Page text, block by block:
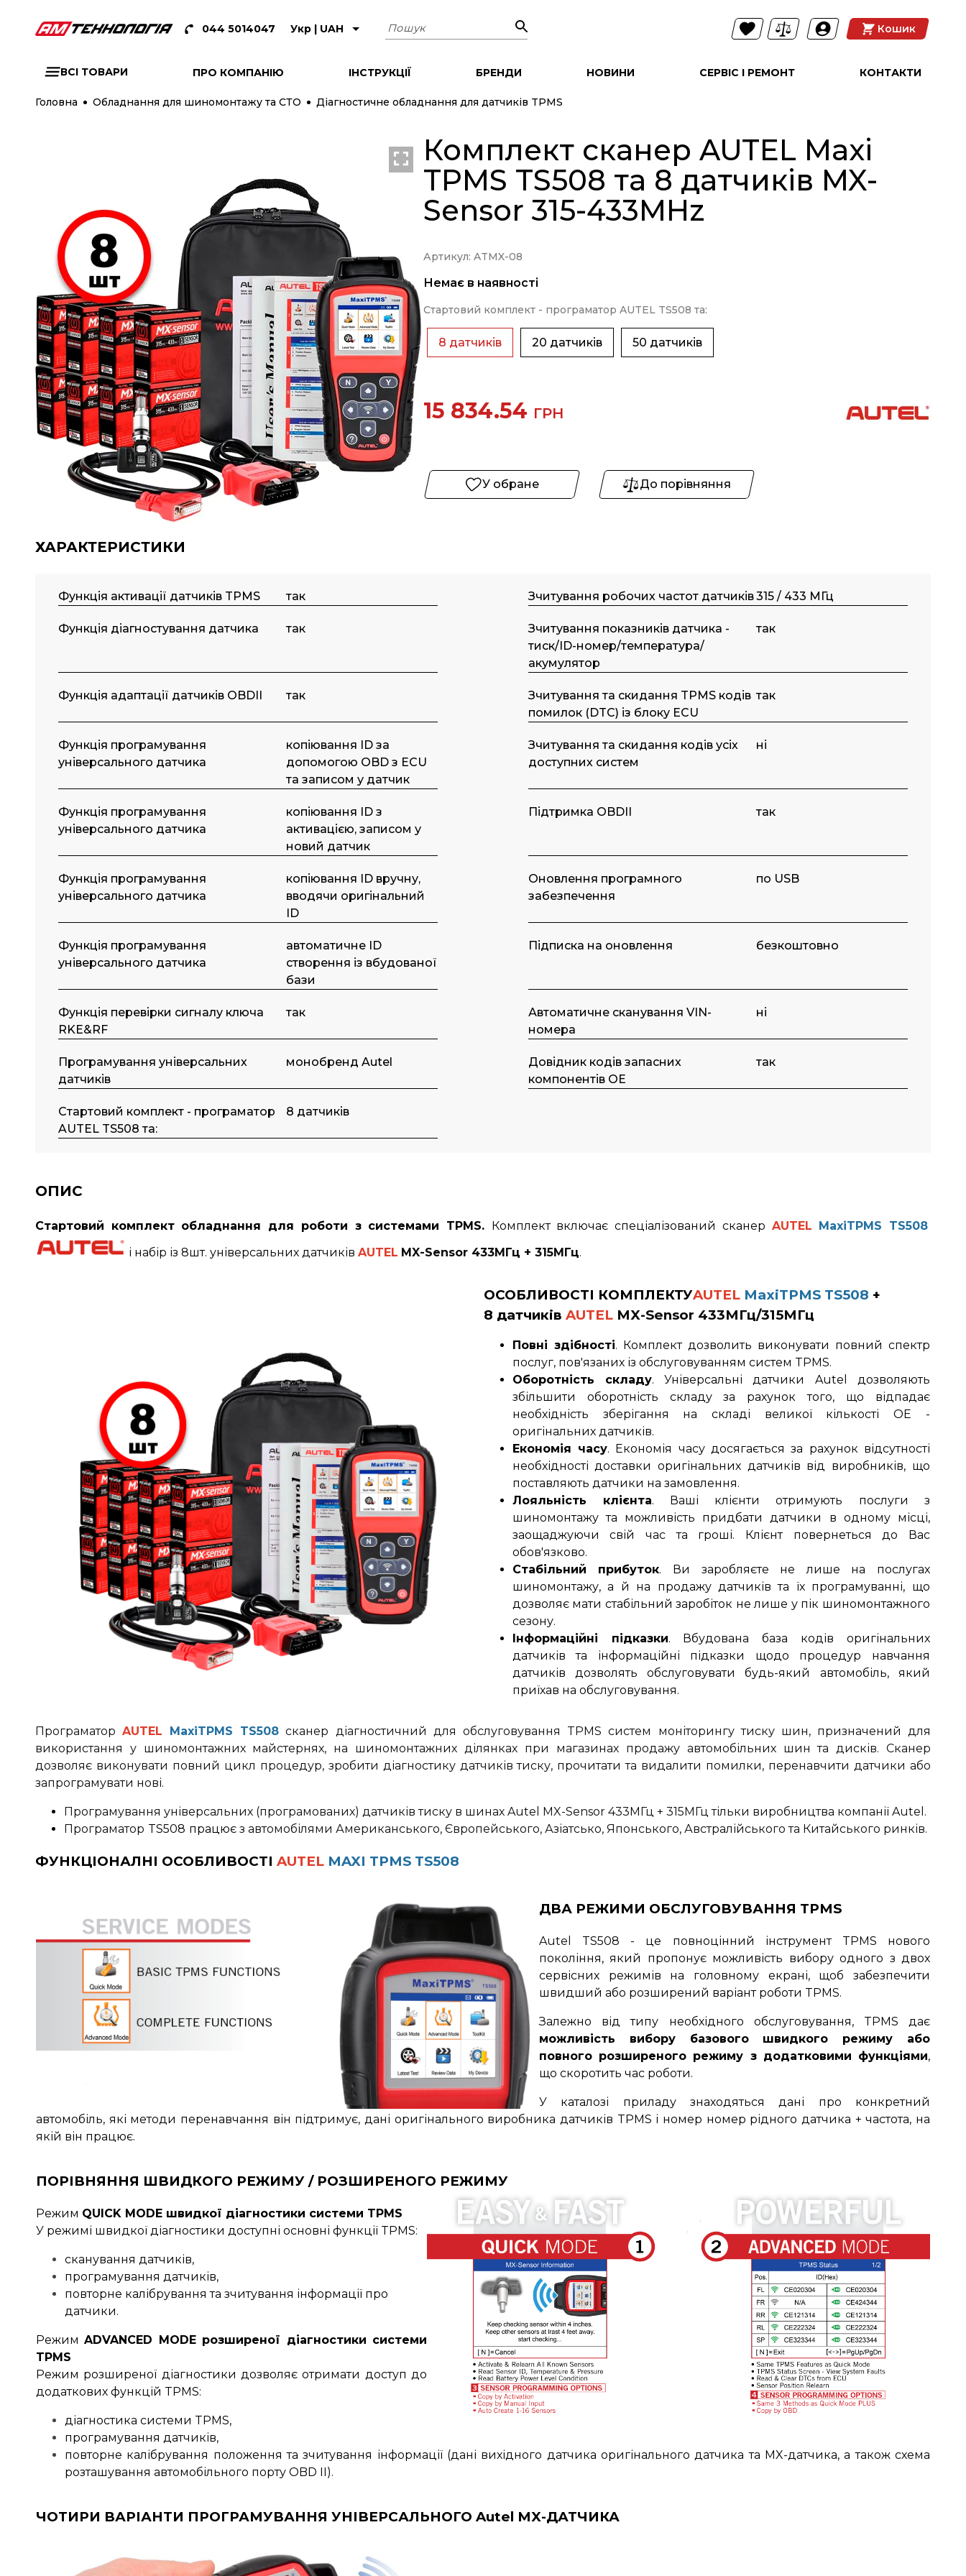
044 5014047 Укр | UAH Пошук Кошик
ВСІ ТОВАРИ ПРО КОМПАНІЮ ІНСТРУКЦІЇ БРЕНДИ НОВИНИ СЕРВІС І РЕМОНТ КОНТАКТИ
Головна Обладнання для шиномонтажу та СТО Діагностичне обладнання для датчиків TPMS
Комплект сканер AUTEL Maxi
TPMS TS508 та 8 датчиків MX-
Sensor 315-433MHz
Артикул: ATMX-08
Немає в наявності
Стартовий комплект - програматор AUTEL TS508 та:
8 датчиків 20 датчиків 50 датчиків
15 834.54 ГРН
У обране До порівняння
ХАРАКТЕРИСТИКИ
Функція активації датчиків TPMS так Зчитування робочих частот датчиків315 / 433 МГц
Функція діагностування датчика так
Зчитування показників датчика -
тиск/ID-номер/температура/
акумулятор
так
Функція адаптації датчиків OBDII так
Зчитування та скидання TPMS кодів
помилок (DTC) із блоку ECU
так
Функція програмування
універсального датчика
копіювання ID за
допомогою OBD з ECU
та записом у датчик
Зчитування та скидання кодів усіх
доступних систем
ні
Функція програмування
універсального датчика
копіювання ID з
активацією, записом у
новий датчик
Підтримка OBDII так
Функція програмування
універсального датчика
копіювання ID вручну,
вводячи оригінальний
ID
Оновлення програмного
забезпечення
по USB
Функція програмування
універсального датчика
автоматичне ID
створення із вбудованої
бази
Підписка на оновлення безкоштовно
Функція перевірки сигналу ключа
RKE&RF
так
Автоматичне сканування VIN-
номера
ні
Програмування універсальних
датчиків
монобренд Autel
Довідник кодів запасних
компонентів OE
так
Стартовий комплект - програматор
AUTEL TS508 та:
8 датчиків
ОПИС
Стартовий комплект обладнання для роботи з системами TPMS. Комплект включає спеціалізований сканер AUTEL MaxiTPMS TS508
і набір із 8шт. універсальних датчиків AUTEL MX-Sensor 433МГц + 315МГц.
ОСОБЛИВОСТІ КОМПЛЕКТУAUTEL MaxiTPMS TS508 +
8 датчиків AUTELMX-Sensor 433МГц/315МГц
Повні здібності. Комплект дозволить виконувати повний спектр
послуг, пов'язаних із обслуговуванням систем TPMS.
Оборотність складу. Універсальні датчики Autel дозволяють
збільшити оборотність складу за рахунок того, що відпадає
необхідність зберігання на складі великої кількості OE -
оригінальних датчиків.
Економія часу. Економія часу досягається за рахунок відсутності
необхідності доставки оригінальних датчиків від виробників, що
поставляють датчики на замовлення.
Лояльність клієнта. Ваші клієнти отримують послуги з
шиномонтажу та можливість придбати датчики в одному місці,
заощаджуючи свій час та гроші. Клієнт повернеться до Вас
обов'язково.
Стабільний прибуток. Ви заробляєте не лише на послугах
шиномонтажу, а й на продажу датчиків та їх програмуванні, що
дозволяє мати стабільний заробіток не лише у пік шиномонтажного
сезону.
Інформаційні підказки. Вбудована база кодів оригінальних
датчиків та інформаційні підказки щодо процедур навчання
датчиків дозволять обслуговувати будь-який автомобіль, який
приїхав на обслуговування.
Програматор AUTEL MaxiTPMS TS508 сканер діагностичний для обслуговування TPMS систем моніторингу тиску шин, призначений для
використання у шиномонтажних майстернях, на шиномонтажних ділянках при магазинах продажу автомобільних шин та дисків. Сканер
дозволяє виконувати повний цикл процедур, зробити діагностику датчиків тиску, прочитати та видалити помилки, перенавчити датчики або
запрограмувати нові.
Програмування універсальних (програмованих) датчиків тиску в шинах Autel MX-Sensor 433МГц + 315МГц тільки виробництва компанії Autel.
Програматор TS508 працюєз автомобілями Американського, Європейського, Азіатсько, Японського, Австралійського та Китайського ринків.
ФУНКЦІОНАЛНІ ОСОБЛИВОСТІ AUTEL MAXI TPMS TS508
ДВА РЕЖИМИ ОБСЛУГОВУВАННЯ TPMS
Autel TS508 - це повноцінний інструмент TPMS нового
покоління, який пропонує можливість вибору одного з двох
сервісних режимів на головному екрані, щоб забезпечити
швидший або розширений варіант роботи TPMS.
Залежно від типу необхідного обслуговування, TPMS дає
можливість вибору базового швидкого режиму або
повного розширеного режиму з додатковими функціями,
що скоротить час роботи.
У каталозі приладу знаходяться дані про конкретний
автомобіль, які методи перенавчання він підтримує, дані оригінального виробника датчиків TPMS і номер номер рідного датчика + частота, на
якій він працює.
ПОРІВНЯННЯ ШВИДКОГО РЕЖИМУ / РОЗШИРЕНОГО РЕЖИМУ
Режим QUICK MODE швидкої діагностики системи TPMS
У режимі швидкої діагностики доступні основні функції TPMS:
сканування датчиків,
програмування датчиків,
повторне калібрування та зчитування інформації про
датчики.
РежимADVANCED MODEрозширеної діагностики системи
TPMS
Режим розширеної діагностики дозволяє отримати доступ до
додаткових функцій TPMS:
діагностика системи TPMS,
програмування датчиків,
повторне калібрування положення та зчитування інформації (дані вихідного датчика оригінального датчика та MX-датчика, а також схема
розташування автомобільного порту OBD II).
ЧОТИРИ ВАРІАНТИ ПРОГРАМУВАННЯ УНІВЕРСАЛЬНОГО Autel MX-ДАТЧИКА